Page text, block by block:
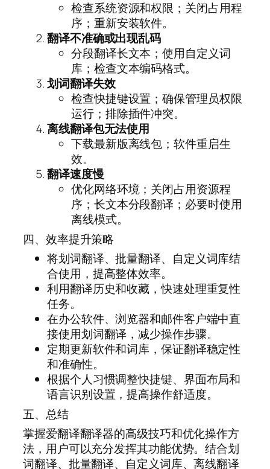
检查系统资源和权限；关闭占用程
序；重新安装软件。
翻译不准确或出现乱码
分段翻译长文本；使用自定义词
库；检查文本编码格式。
划词翻译失效
检查快捷键设置；确保管理员权限
运行；排除插件冲突。
离线翻译包无法使用
下载最新版离线包；软件重启生
效。
翻译速度慢
优化网络环境；关闭占用资源程
序；长文本分段翻译；必要时使用
离线模式。
四、效率提升策略
将划词翻译、批量翻译、自定义词库结
合使用，提高整体效率。
利用翻译历史和收藏，快速处理重复性
任务。
在办公软件、浏览器和邮件客户端中直
接使用划词翻译，减少操作步骤。
定期更新软件和词库，保证翻译稳定性
和准确性。
根据个人习惯调整快捷键、界面布局和
语言识别设置，提高操作舒适度。
五、总结
掌握爱翻译翻译器的高级技巧和优化操作方
法，用户可以充分发挥其功能优势。结合划
词翻译、批量翻译、自定义词库、离线翻译